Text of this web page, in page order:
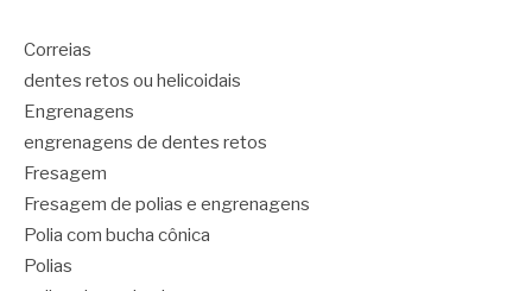
Correias
dentes retos ou helicoidais
Engrenagens
engrenagens de dentes retos
Fresagem
Fresagem de polias e engrenagens
Polia com bucha cônica
Polias